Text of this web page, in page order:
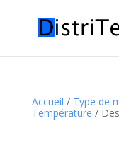
Accueil / Type de
Température /